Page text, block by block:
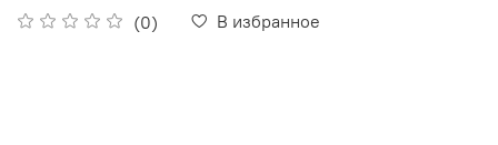
(0) В избранное